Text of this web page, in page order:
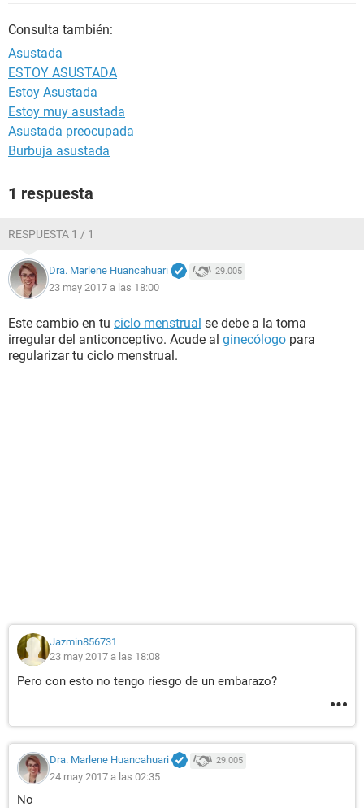
Consulta también:
Asustada
ESTOY ASUSTADA
Estoy Asustada
Estoy muy asustada
Asustada preocupada
Burbuja asustada
1 respuesta
RESPUESTA 1 / 1
Dra. Marlene Huancahuari 29.005
23 may 2017 a las 18:00
Este cambio en tu ciclo menstrual se debe a la toma
irregular del anticonceptivo. Acude al ginecólogo para
regularizar tu ciclo menstrual.
Jazmin856731
23 may 2017 a las 18:08
Pero con esto no tengo riesgo de un embarazo?
Dra. Marlene Huancahuari 29.005
24 may 2017 a las 02:35
No